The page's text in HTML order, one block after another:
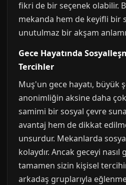
fikri de bir seçenek olabilir.
mekanda hem de keyifli bir
unutulmaz bir akşam
Gece Hayatında
Tercihler
Muş'un gece hayatı, büyük
anonimliğin aksine daha çok
samimi bir sosyal çevre
avantaj hem de dikkat
unsurdur. Mekanlarda
kolaydır. Ancak geceyi nasıl
tamamen sizin kişisel
arkadaş gruplarıyla